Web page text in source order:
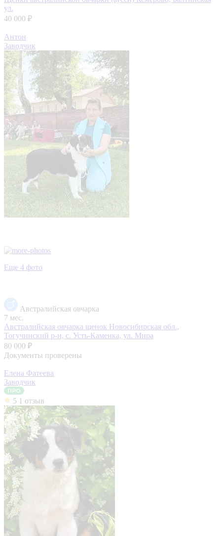
ул.
40 000 ₽
Антон
Заводчик
Еще 4 фото
Австралийская овчарка
7 мес.
Австралийская овчарка щенок Новосибирская обл.,
Тогучинский р-н, с. Усть-Каменка, ул. Мира
80 000 ₽
Документы проверены
Елена Фатеева
Заводчик
5 1 отзыв